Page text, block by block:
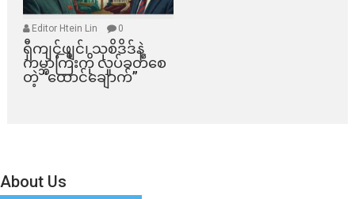
Editor Htein Lin 0
ရှီကျင့်ဖျင်၊ သုစိဒိဒ်နဲ့
ကမ္ဘာကြီးကို လှုပ်ခတ်စေ
တဲ့ “ထောင်ချောက်”
About Us